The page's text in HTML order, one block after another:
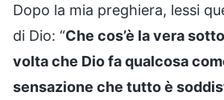
Dopo la mia preghiera, lessi
di Dio: “Che cos’è la vera
volta che Dio fa qualcosa
sensazione che tutto è